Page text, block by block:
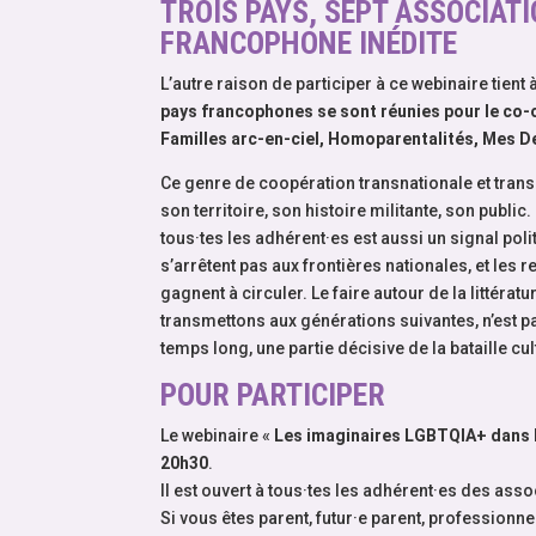
TROIS PAYS, SEPT
FRANCOPHONE INÉDITE
L’autre raison de participer à ce webinaire
pays francophones se sont réunies pour le
Familles arc-en-ciel, Homoparentalités, Mes
Ce genre de coopération transnationale et
son territoire, son histoire militante, son
tous·tes les adhérent·es est aussi un signal
s’arrêtent pas aux frontières nationales, et les
gagnent à circuler. Le faire autour de la
transmettons aux générations suivantes, n’est
temps long, une partie décisive de la bataille
POUR PARTICIPER
Le webinaire « Les imaginaires LGBTQIA+
20h30.
Il est ouvert à tous·tes les adhérent·es des
Si vous êtes parent, futur·e parent,